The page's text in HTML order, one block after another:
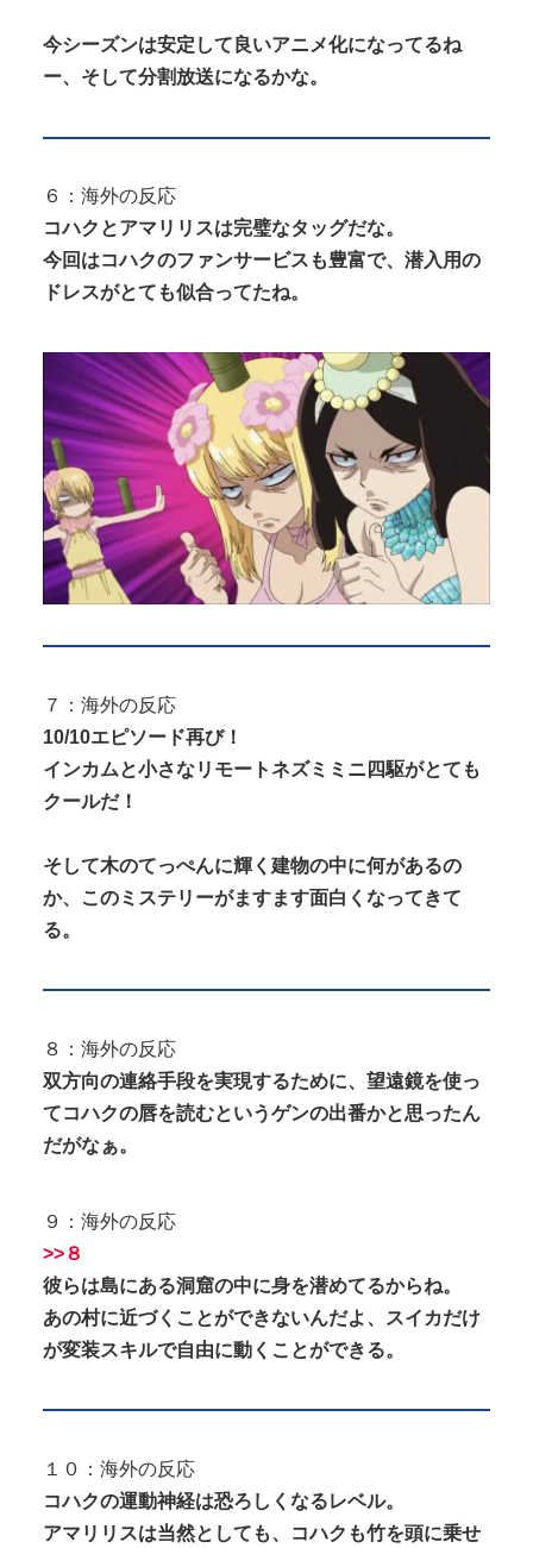
今シーズンは安定して良いアニメ化になってるね
ー、そして分割放送になるかな。
６：海外の反応
コハクとアマリリスは完璧なタッグだな。
今回はコハクのファンサービスも豊富で、潜入用の
ドレスがとても似合ってたね。
７：海外の反応
10/10エピソード再び！
インカムと小さなリモートネズミミニ四駆がとても
クールだ！
そして木のてっぺんに輝く建物の中に何があるの
か、このミステリーがますます面白くなってきて
る。
８：海外の反応
双方向の連絡手段を実現するために、望遠鏡を使っ
てコハクの唇を読むというゲンの出番かと思ったん
だがなぁ。
９：海外の反応
>>８
彼らは島にある洞窟の中に身を潜めてるからね。
あの村に近づくことができないんだよ、スイカだけ
が変装スキルで自由に動くことができる。
１０：海外の反応
コハクの運動神経は恐ろしくなるレベル。
アマリリスは当然としても、コハクも竹を頭に乗せ